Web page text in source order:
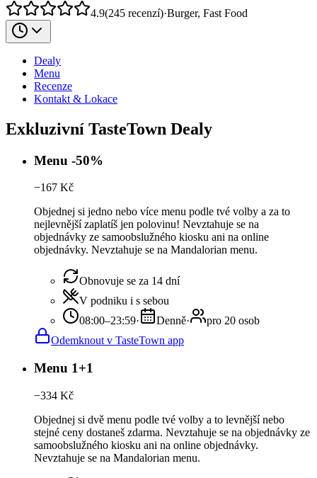
4.9(245 recenzí)·Burger, Fast Food
Dealy
Menu
Recenze
Kontakt & Lokace
Exkluzivní TasteTown Dealy
Menu -50%
−167 Kč
Objednej si jedno nebo více menu podle tvé volby a za to
nejlevnější zaplatíš jen polovinu! Nevztahuje se na
objednávky ze samoobslužného kiosku ani na online
objednávky. Nevztahuje se na Mandalorian menu.
Obnovuje se za 14 dní
V podniku i s sebou
08:00–23:59· Denně·
pro 20 osob
Odemknout v TasteTown app
Menu 1+1
−334 Kč
Objednej si dvě menu podle tvé volby a to levnější nebo
stejné ceny dostaneš zdarma. Nevztahuje se na objednávky ze
samoobslužného kiosku ani na online objednávky.
Nevztahuje se na Mandalorian menu.